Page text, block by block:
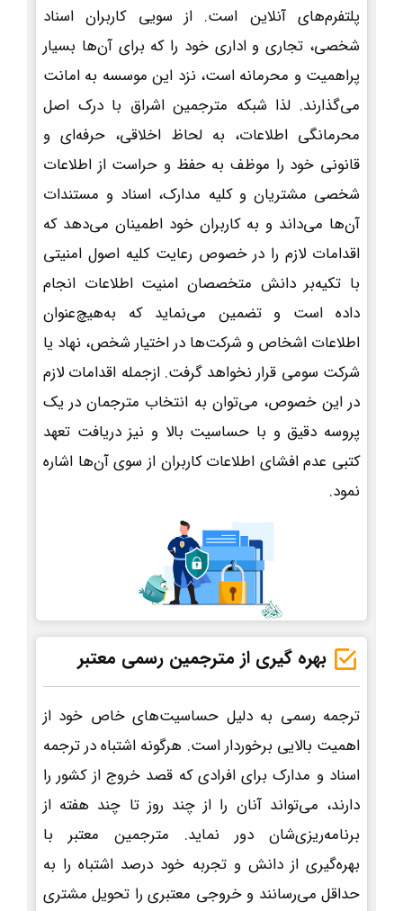
پلتفرم‌های آنلاین است. از سویی کاربران اسناد
شخصی، تجاری و اداری خود را که برای آن‌ها بسیار
پراهمیت و محرمانه است، نزد این موسسه به امانت
می‌گذارند. لذا شبکه مترجمین اشراق با درک اصل
محرمانگی اطلاعات، به لحاظ اخلاقی، حرفه‌ای و
قانونی خود را موظف به حفظ و حراست از اطلاعات
شخصی مشتریان و کلیه مدارک، اسناد و مستندات
آن‌ها می‌داند و به کاربران خود اطمینان می‌دهد که
اقدامات لازم را در خصوص رعایت کلیه اصول امنیتی
با تکیه‌بر دانش متخصصان امنیت اطلاعات انجام
داده است و تضمین می‌نماید که به‌هیچ‌عنوان
اطلاعات اشخاص و شرکت‌ها در اختیار شخص، نهاد یا
شرکت سومی قرار نخواهد گرفت. ازجمله اقدامات لازم
در این خصوص، می‌توان به انتخاب مترجمان در یک
پروسه دقیق و با حساسیت بالا و نیز دریافت تعهد
کتبی عدم افشای اطلاعات کاربران از سوی آن‌ها اشاره
نمود.
بهره گیری از مترجمین رسمی معتبر
ترجمه رسمی به دلیل حساسیت‌های خاص خود از
اهمیت بالایی برخوردار است. هرگونه اشتباه در ترجمه
اسناد و مدارک برای افرادی که قصد خروج از کشور را
دارند، می‌تواند آنان را از چند روز تا چند هفته از
برنامه‌ریزی‌شان دور نماید. مترجمین معتبر با
بهره‌گیری از دانش و تجربه خود درصد اشتباه را به
حداقل می‌رسانند و خروجی معتبری را تحویل مشتری